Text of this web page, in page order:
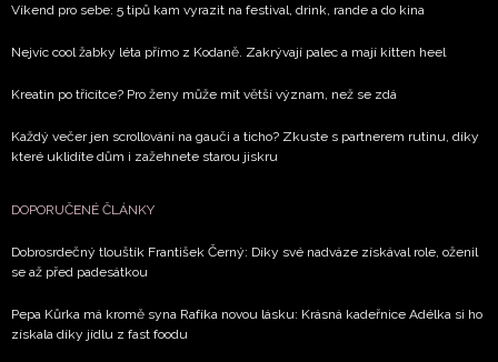
Víkend pro sebe: 5 tipů kam vyrazit na festival, drink, rande a do kina
Nejvíc cool žabky léta přímo z Kodaně. Zakrývají palec a mají kitten heel
Kreatin po třicítce? Pro ženy může mít větší význam, než se zdá
Každý večer jen scrollování na gauči a ticho? Zkuste s partnerem rutinu, díky
které uklidíte dům i zažehnete starou jiskru
DOPORUČENÉ ČLÁNKY
Dobrosrdečný tlouštík František Černý: Díky své nadváze získával role, oženil
se až před padesátkou
Pepa Kůrka má kromě syna Rafíka novou lásku: Krásná kadeřnice Adélka si ho
získala díky jídlu z fast foodu